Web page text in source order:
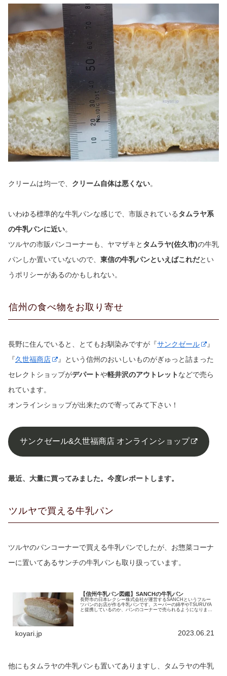
クリームは均一で、 クリーム自体は悪くない。
いわゆる標準的な牛乳パンな感じで、市販されているタムラヤ系
の牛乳パンに近い。
ツルヤの市販パンコーナーも、ヤマザキと タムラヤ(佐久市)の牛乳
パンしか置いていないので、 東信の牛乳パンといえばこれだとい
うポリシーがあるのかもしれない。
信州の食べ物をお取り寄せ
長野に住んでいると、とてもお馴染みですが『サンクゼール
』
『久世福商店
』という信州のおいしいものがぎゅっと詰まった
セレクトショップがデパートや軽井沢のアウトレットなどで売ら
れています。
オンラインショップが出来たので寄ってみて下さい！
サンクゼール&久世福商店 オンラインショップ
最近、大量に買ってみました。今度レポートします。
ツルヤで買える牛乳パン
ツルヤのパンコーナーで買える牛乳パンでしたが、お惣菜コーナ
ーに置いてあるサンチの牛乳パンも取り扱っています。
【信州牛乳パン図鑑】SANCHの牛乳パン
長野市の日本レクシー株式会社が運営するSANCHというフルー
ツパンのお店が作る牛乳パンです。スーパーの綿半やTSURUYA
と提携しているのか、パンのコーナーで売られるようになりまし
koyari.jp 2023.06.21
他にもタムラヤの牛乳パンも置いてありますし、タムラヤの牛乳